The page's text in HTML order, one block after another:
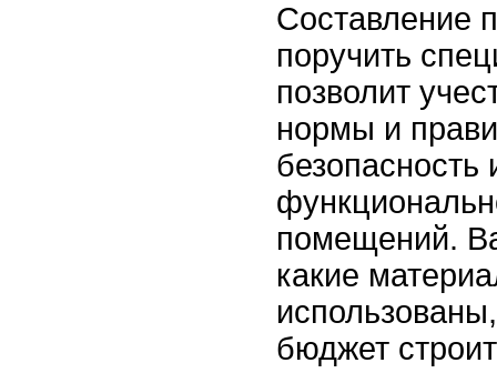
Составление
поручить
позволит
нормы и
безопасность
помещений.
какие
бюджет